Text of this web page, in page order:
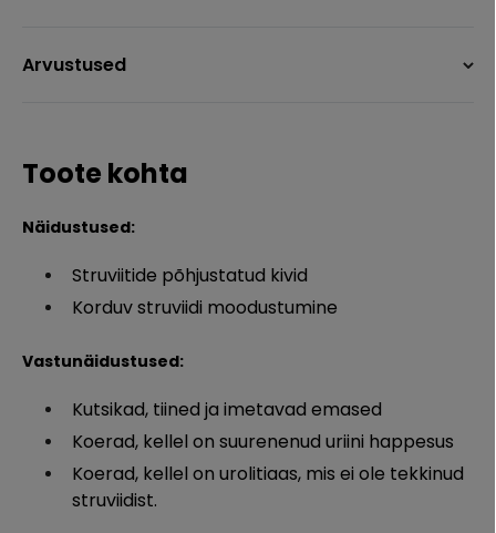
Arvustused
Toote kohta
Näidustused:
Struviitide põhjustatud kivid
Korduv struviidi moodustumine
Vastunäidustused:
Kutsikad, tiined ja imetavad emased
Koerad, kellel on suurenenud uriini happesus
Koerad, kellel on urolitiaas, mis ei ole tekkinud
struviidist.